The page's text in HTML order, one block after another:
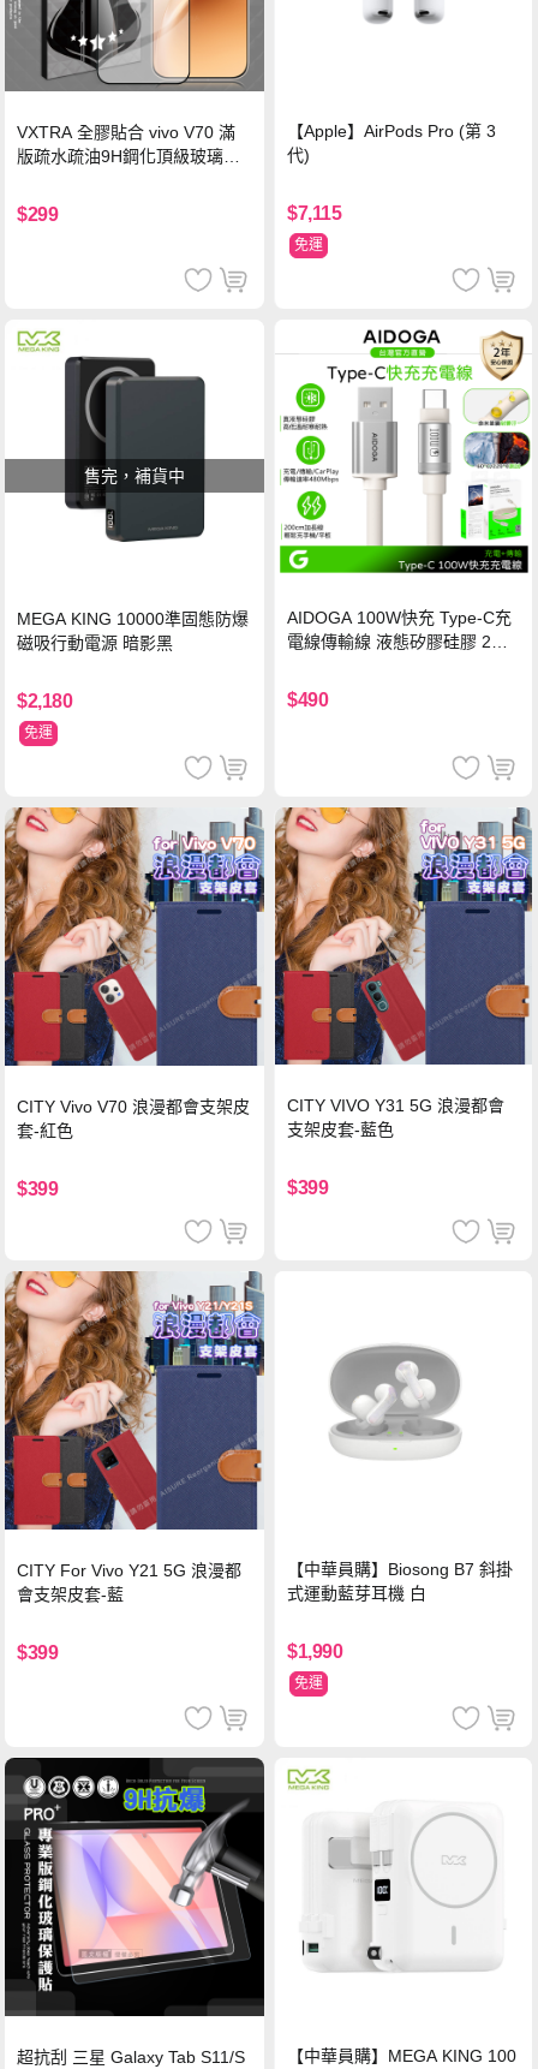
VXTRA 全膠貼合 vivo V70 滿
版疏水疏油9H鋼化頂級玻璃貼
$299
【Apple】AirPods Pro (第 3
代)
$7,115
免運
售完，補貨中
MEGA KING 10000準固態防爆
磁吸行動電源 暗影黑
$2,180
免運
AIDOGA 100W快充 Type-C充
電線傳輸線 液態矽膠硅膠 2M
$490
CITY Vivo V70 浪漫都會支架皮
套-紅色
$399
CITY VIVO Y31 5G 浪漫都會
支架皮套-藍色
$399
CITY For Vivo Y21 5G 浪漫都
會支架皮套-藍
$399
【中華員購】Biosong B7 斜掛
式運動藍芽耳機 白
$1,990
免運
超抗刮 三星 Galaxy Tab S11/S
【中華員購】MEGA KING 100